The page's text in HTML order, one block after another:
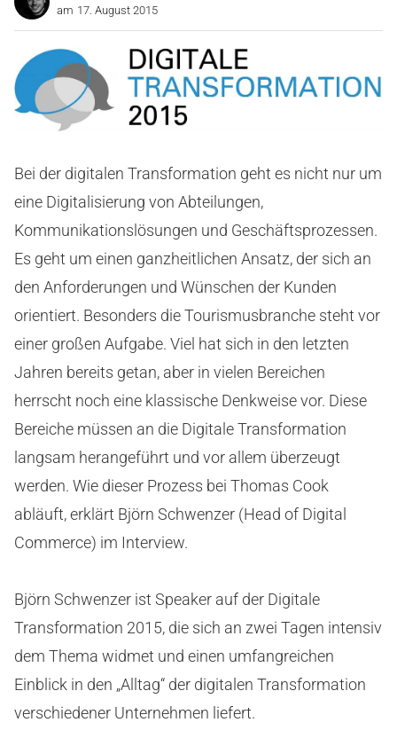
am 17. August 2015
Bei der digitalen Transformation geht es nicht nur um
eine Digitalisierung von Abteilungen,
Kommunikationslösungen und Geschäftsprozessen.
Es geht um einen ganzheitlichen Ansatz, der sich an
den Anforderungen und Wünschen der Kunden
orientiert. Besonders die Tourismusbranche steht vor
einer großen Aufgabe. Viel hat sich in den letzten
Jahren bereits getan, aber in vielen Bereichen
herrscht noch eine klassische Denkweise vor. Diese
Bereiche müssen an die Digitale Transformation
langsam herangeführt und vor allem überzeugt
werden. Wie dieser Prozess bei Thomas Cook
abläuft, erklärt Björn Schwenzer (Head of Digital
Commerce) im Interview.
Björn Schwenzer ist Speaker auf der Digitale
Transformation 2015, die sich an zwei Tagen intensiv
dem Thema widmet und einen umfangreichen
Einblick in den „Alltag“ der digitalen Transformation
verschiedener Unternehmen liefert.